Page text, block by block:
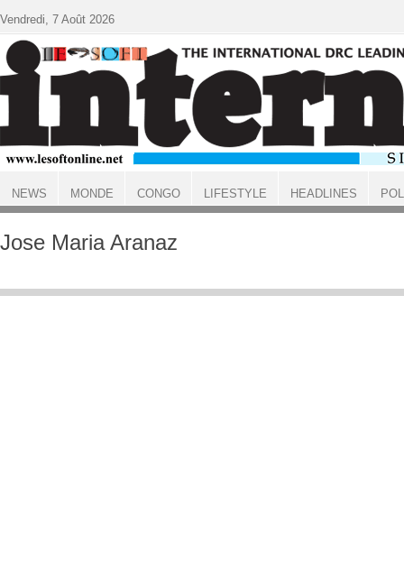
ACCUEIL
Jose Maria Aranaz
Vendredi, 7 Août 2026
NEWS MONDE CONGO LIFESTYLE HEADLINES